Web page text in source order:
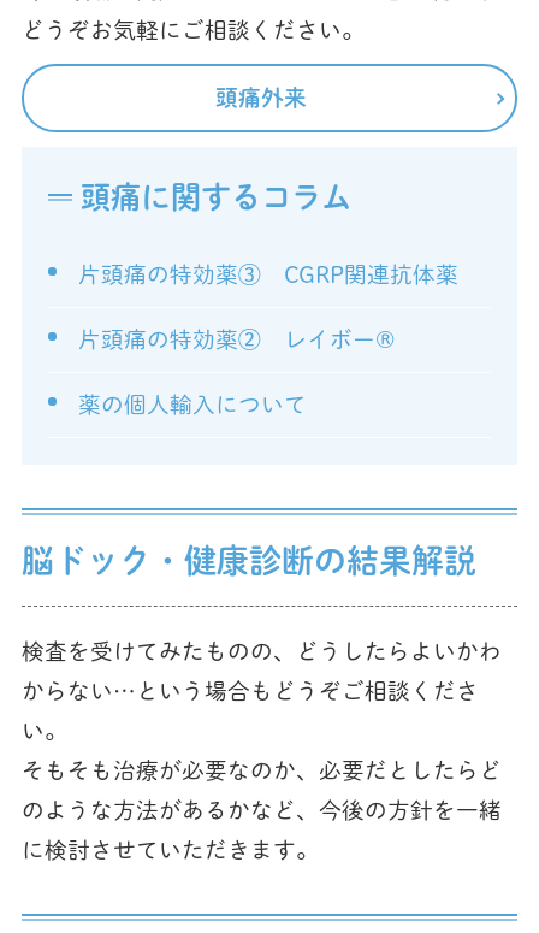
どうぞお気軽にご相談ください。
頭痛外来
頭痛に関するコラム
片頭痛の特効薬③ CGRP関連抗体薬
片頭痛の特効薬② レイボー®
薬の個人輸入について
脳ドック・健康診断の結果解説
検査を受けてみたものの、どうしたらよいかわ
からない…という場合もどうぞご相談くださ
い。
そもそも治療が必要なのか、必要だとしたらど
のような方法があるかなど、今後の方針を一緒
に検討させていただきます。